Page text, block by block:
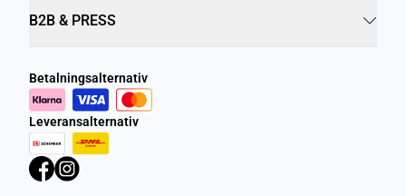
B2B & PRESS
Betalningsalternativ
Leveransalternativ